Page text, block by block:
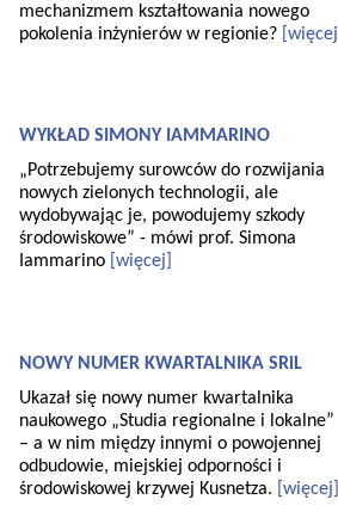
mechanizmem kształtowania nowego
pokolenia inżynierów w regionie? [więcej]
WYKŁAD SIMONY IAMMARINO
„Potrzebujemy surowców do rozwijania
nowych zielonych technologii, ale
wydobywając je, powodujemy szkody
środowiskowe” - mówi prof. Simona
Iammarino [więcej]
NOWY NUMER KWARTALNIKA SRiL
Ukazał się nowy numer kwartalnika
naukowego „Studia regionalne i lokalne”
– a w nim między innymi o powojennej
odbudowie, miejskiej odporności i
środowiskowej krzywej Kusnetza.
[więcej]